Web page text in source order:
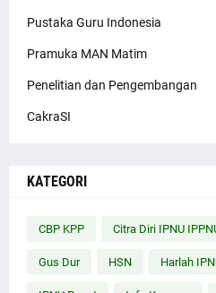
Pustaka Guru Indonesia
Pramuka MAN Matim
Penelitian dan Pengembangan
CakraSI
KATEGORI
CBP KPP Citra Diri IPNU
Gus Dur HSN Harlah